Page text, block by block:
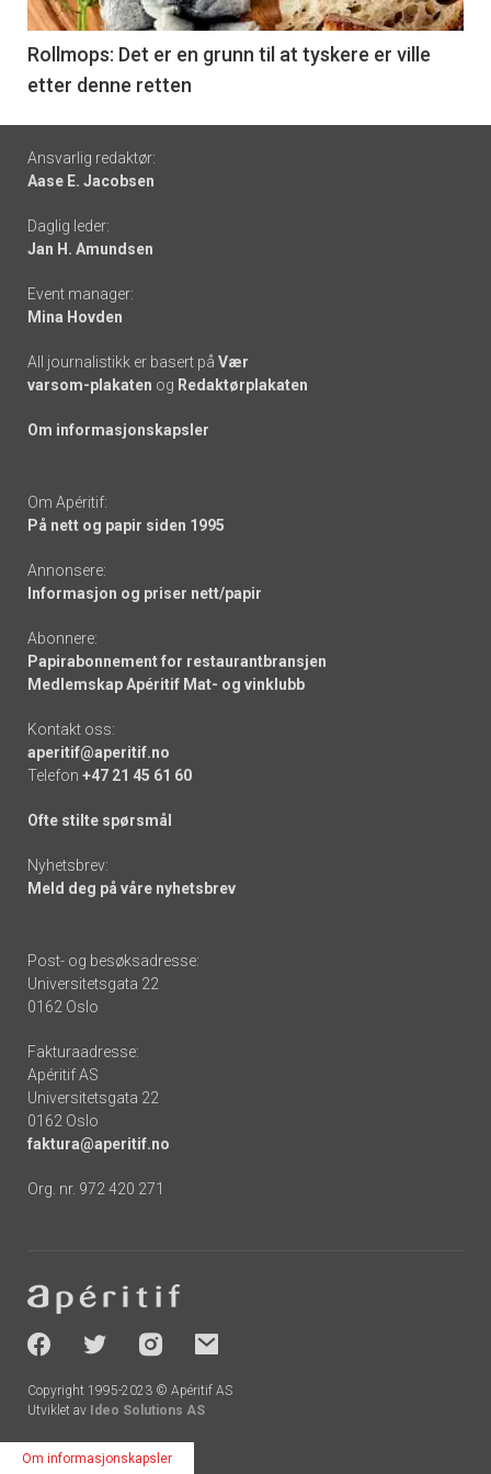
-
6
Rollmops: Det er en grunn til at tyskere er ville
etter denne retten
Footer
-
links
Ansvarlig redaktør:
Aase E. Jacobsen
Daglig leder:
Jan H. Amundsen
Event manager:
Mina Hovden
All journalistikk er basert på Vær
varsom-plakaten og Redaktørplakaten
Om informasjonskapsler
Om Apéritif:
På nett og papir siden 1995
Annonsere:
Informasjon og priser nett/papir
Abonnere:
Papirabonnement for restaurantbransjen
Medlemskap Apéritif Mat- og vinklubb
Kontakt oss:
aperitif@aperitif.no
Telefon +47 21 45 61 60
Ofte stilte spørsmål
Nyhetsbrev:
Meld deg på våre nyhetsbrev
Post- og besøksadresse:
Universitetsgata 22
0162 Oslo
Fakturaadresse:
Apéritif AS
Universitetsgata 22
0162 Oslo
faktura@aperitif.no
Org. nr. 972 420 271
-
socials
Copyright 1995-2023 © Apéritif AS
Utviklet av Ideo Solutions AS
Om informasjonskapsler